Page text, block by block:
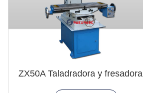
ZX50A Taladradora y fresadora